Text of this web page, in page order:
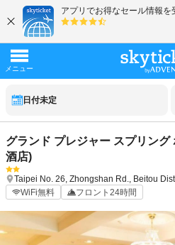
日付未定
グランド プレジャー スプリング
酒店)
Taipei No. 26, Zhongshan Rd., Beitou
WiFi無料
フロント24時間